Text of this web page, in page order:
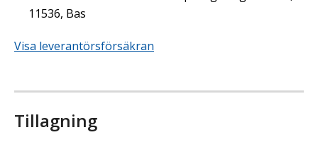
11536, Bas
Visa leverantörsförsäkran
Tillagning